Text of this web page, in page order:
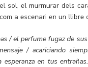
sol, el murmurar dels
a escenari en un
/ el perfume fugaz de
/ acariciando
esperanza en tus